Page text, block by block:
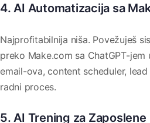
4. AI Automatizacija sa
Najprofitabilnija niša. Povežuješ
preko Make.com sa ChatGPT-
email-ova, content scheduler,
radni proces.
5. AI Trening za Zaposlene